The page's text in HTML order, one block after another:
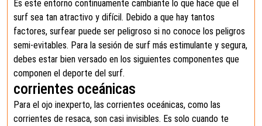
Es este entorno continuamente cambiante lo que hace que el
surf sea tan atractivo y difícil. Debido a que hay tantos
factores, surfear puede ser peligroso si no conoce los peligros
semi-evitables. Para la sesión de surf más estimulante y segura,
debes estar bien versado en los siguientes componentes que
componen el deporte del surf.
corrientes oceánicas
Para el ojo inexperto, las corrientes oceánicas, como las
corrientes de resaca, son casi invisibles. Es solo cuando te